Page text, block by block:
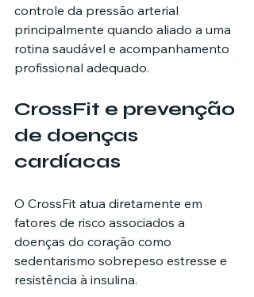
controle da pressão arterial
principalmente quando aliado a uma
rotina saudável e acompanhamento
profissional adequado.
CrossFit e prevenção
de doenças
cardíacas
O CrossFit atua diretamente em
fatores de risco associados a
doenças do coração como
sedentarismo sobrepeso estresse e
resistência à insulina.